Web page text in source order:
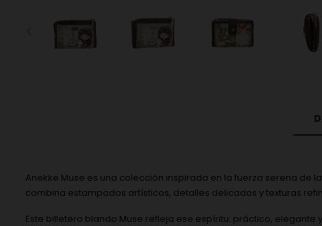
Anekke Muse es una colección inspirada en la fuerza serena de
combina estampados artísticos, detalles delicados y texturas
Este billetero blando Muse refleja ese espíritu: práctico,